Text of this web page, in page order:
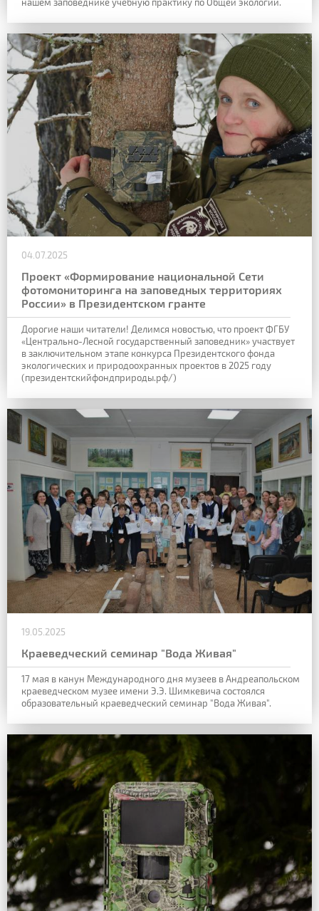
04.07.2025
Проект «Формирование национальной Сети
фотомониторинга на заповедных территориях
России» в Президентском гранте
Дорогие наши читатели! Делимся новостью, что проект ФГБУ
«Центрально-Лесной государственный заповедник» участвует
в заключительном этапе конкурса Президентского фонда
экологических и природоохранных проектов в 2025 году
(президентскийфондприроды.рф/)
19.05.2025
Краеведческий семинар "Вода Живая"
17 мая в канун Международного дня музеев в Андреапольском
краеведческом музее имени Э.Э. Шимкевича состоялся
образовательный краеведческий семинар "Вода Живая".